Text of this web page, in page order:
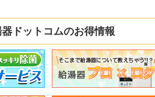
ドットコムのお得情報